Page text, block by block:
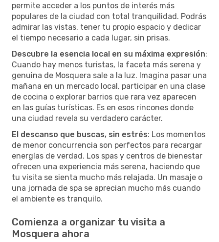
permite acceder a los puntos de interés más
populares de la ciudad con total tranquilidad. Podrás
admirar las vistas, tener tu propio espacio y dedicar
el tiempo necesario a cada lugar, sin prisas.
Descubre la esencia local en su máxima expresión:
Cuando hay menos turistas, la faceta más serena y
genuina de Mosquera sale a la luz. Imagina pasar una
mañana en un mercado local, participar en una clase
de cocina o explorar barrios que rara vez aparecen
en las guías turísticas. Es en esos rincones donde
una ciudad revela su verdadero carácter.
El descanso que buscas, sin estrés: Los momentos
de menor concurrencia son perfectos para recargar
energías de verdad. Los spas y centros de bienestar
ofrecen una experiencia más serena, haciendo que
tu visita se sienta mucho más relajada. Un masaje o
una jornada de spa se aprecian mucho más cuando
el ambiente es tranquilo.
Comienza a organizar tu visita a
Mosquera ahora